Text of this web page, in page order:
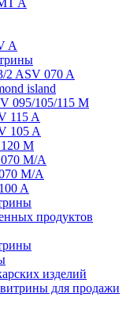
A
A
2 ASV 070 A
island
095/105/115 M
115 A
105 A
M
M/A
M/A
A
продуктов
изделий
для продажи